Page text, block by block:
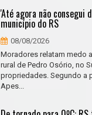
'Até agora não
município do RS
08/08/2026
Moradores relatam medo
rural de Pedro Osório, no
propriedades. Segundo a
Apes...